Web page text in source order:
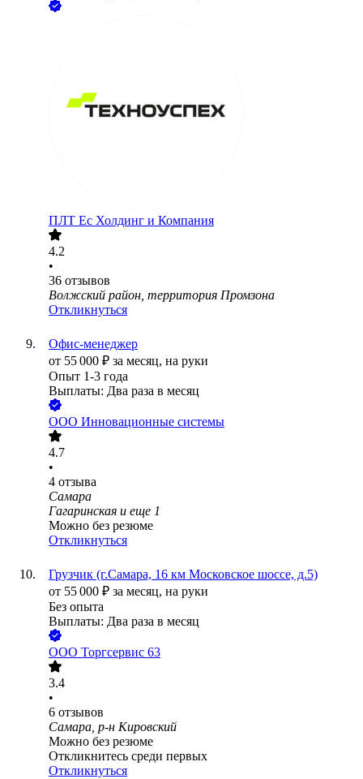
ПЛТ Ес Холдинг и Компания
4.2
•
36 отзывов
Волжский район, территория Промзона
Откликнуться
Офис-менеджер
от 55 000 ₽ за месяц, на руки
Опыт 1-3 года
Выплаты: Два раза в месяц
ООО Инновационные системы
4.7
•
4 отзыва
Самара
Гагаринская и еще 1
Можно без резюме
Откликнуться
Грузчик (г.Самара, 16 км Московское шоссе, д.5)
от 55 000 ₽ за месяц, на руки
Без опыта
Выплаты: Два раза в месяц
ООО Торгсервис 63
3.4
•
6 отзывов
Самара, р-н Кировский
Можно без резюме
Откликнитесь среди первых
Откликнуться